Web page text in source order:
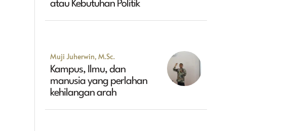
atau Kebutuhan Politik
Muji Juherwin, M.Sc.
Kampus, Ilmu, dan
manusia yang perlahan
kehilangan arah